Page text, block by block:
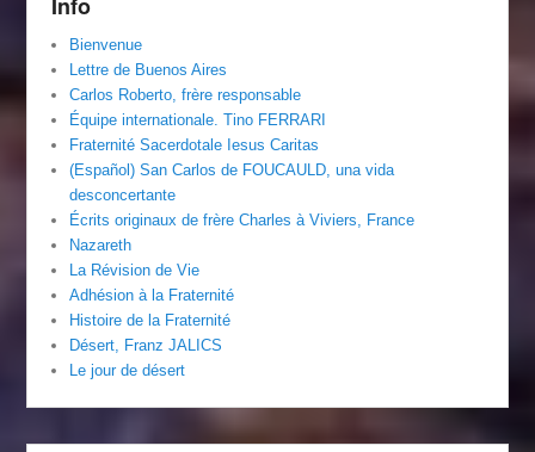
Bienvenue
Lettre de Buenos Aires
Carlos Roberto, frère responsable
Équipe internationale. Tino FERRARI
Fraternité Sacerdotale Iesus Caritas
(Español) San Carlos de FOUCAULD, una vida
desconcertante
Écrits originaux de frère Charles à Viviers, France
Nazareth
La Révision de Vie
Adhésion à la Fraternité
Histoire de la Fraternité
Désert, Franz JALICS
Le jour de désert